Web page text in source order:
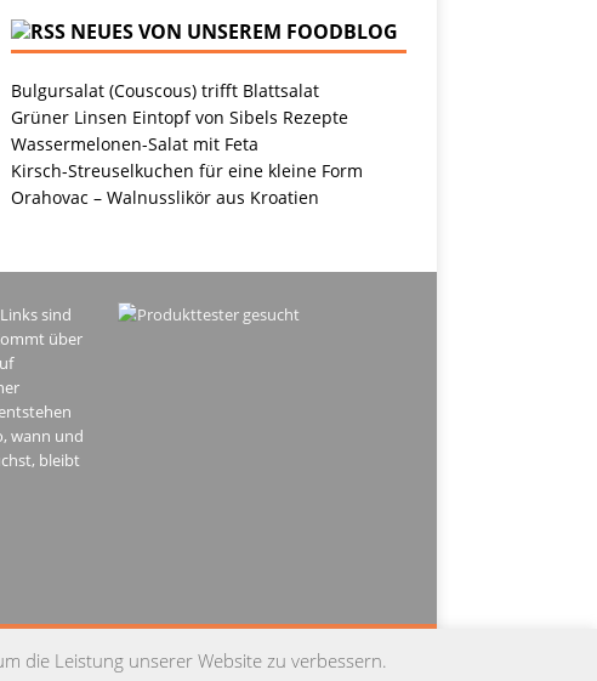
NEUES VON UNSEREM FOODBLOG
Bulgursalat (Couscous) trifft Blattsalat
Grüner Linsen Eintopf von Sibels Rezepte
Wassermelonen-Salat mit Feta
Kirsch-Streuselkuchen für eine kleine Form
Orahovac – Walnusslikör aus Kroatien
sind
über
wann und
bleibt
IMPRESSUM DATENSCHUTZ
die Leistung unserer Website zu verbessern.